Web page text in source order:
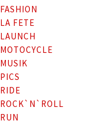
FASHION
LA FETE
LAUNCH
MOTOCYCLE
MUSIK
PICS
RIDE
ROCK`N`ROLL
RUN